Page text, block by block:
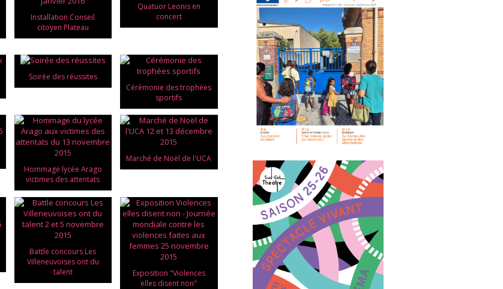
Installation Conseil
citoyen Plateau
Quatuor Leonis en
concert
Soirée des réussites
Cérémonie des trophées
sportifs
Hommage lycée Arago
victimes des attentats
Marché de Noël de l'UCA
Battle concours Les
Villeneuvoises ont du
talent
Exposition "Violences
elles disent non"